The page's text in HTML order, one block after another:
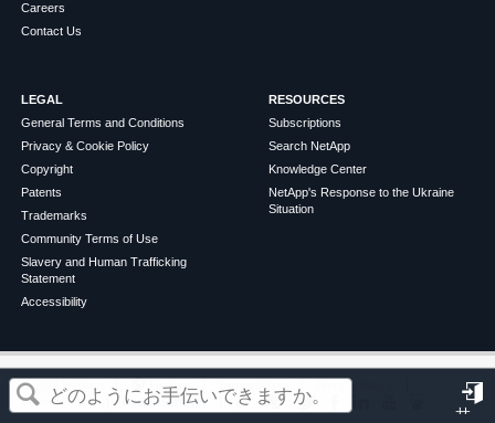
サ
この記事は役に立ちましたか？
Careers
Contact Us
LEGAL
General Terms and Conditions
Privacy & Cookie Policy
Copyright
Patents
Trademarks
Community Terms of Use
Slavery and Human Trafficking
Statement
Accessibility
RESOURCES
Subscriptions
Search NetApp
Knowledge Center
NetApp's Response to the Ukraine
Situation
©2026 NetApp English Terms of Use
Privacy Policy
Cookie Policy
Cookie Settings